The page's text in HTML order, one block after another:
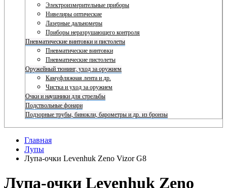
Электроизмерительные приборы
Нивелиры оптические
Лазерные дальномеры
Приборы неразрушающего контроля
Пневматические винтовки и пистолеты
Пневматические винтовки
Пневматические пистолеты
Оружейный тюнинг, уход за оружием
Камуфляжная лента и др.
Чистка и уход за оружием
Очки и наушники для стрельбы
Подствольные фонари
Подзорные трубы, бинокли, барометры и др. из бронзы
Главная
Лупы
Лупа-очки Levenhuk Zeno Vizor G8
Лупа-очки Levenhuk Zeno